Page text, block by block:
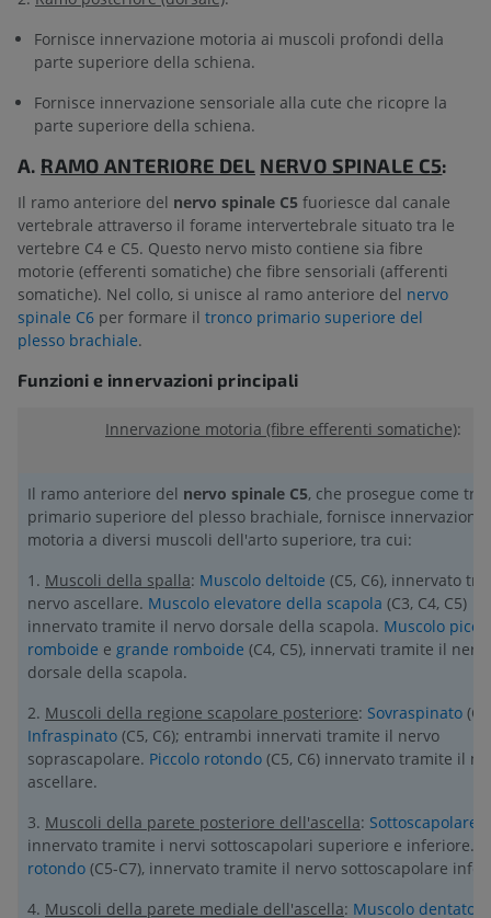
Fornisce innervazione motoria ai muscoli profondi della
parte superiore della schiena.
Fornisce innervazione sensoriale alla cute che ricopre la
parte superiore della schiena.
A. RAMO ANTERIORE DEL NERVO SPINALE C5:
Il ramo anteriore del nervo spinale C5 fuoriesce dal canale
vertebrale attraverso il forame intervertebrale situato tra le
vertebre C4 e C5. Questo nervo misto contiene sia fibre
motorie (efferenti somatiche) che fibre sensoriali (afferenti
somatiche). Nel collo, si unisce al ramo anteriore del nervo
spinale C6 per formare il tronco primario superiore del
plesso brachiale.
Funzioni e innervazioni principali
Innervazione motoria (fibre efferenti somatiche):
Il ramo anteriore del nervo spinale C5, che prosegue come
primario superiore del plesso brachiale, fornisce innervazione
motoria a diversi muscoli dell'arto superiore, tra cui:
1. Muscoli della spalla: Muscolo deltoide (C5, C6), innervato
nervo ascellare. Muscolo elevatore della scapola (C3, C4, C5)
innervato tramite il nervo dorsale della scapola. Muscolo
romboide e grande romboide (C4, C5), innervati tramite il
dorsale della scapola.
2. Muscoli della regione scapolare posteriore: Sovraspinato
Infraspinato (C5, C6); entrambi innervati tramite il nervo
soprascapolare. Piccolo rotondo (C5, C6) innervato tramite il
ascellare.
3. Muscoli della parete posteriore dell'ascella: Sottoscapolare
innervato tramite i nervi sottoscapolari superiore e inferiore.
rotondo (C5-C7), innervato tramite il nervo sottoscapolare
4. Muscoli della parete mediale dell'ascella: Muscolo dentato